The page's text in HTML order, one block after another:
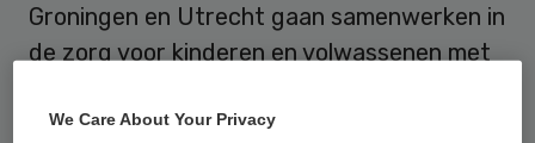
Groningen en Utrecht gaan samenwerken in
de zorg voor kinderen en volwassenen met
samenwerking moet de kwaliteit een extra
We Care About Your Privacy